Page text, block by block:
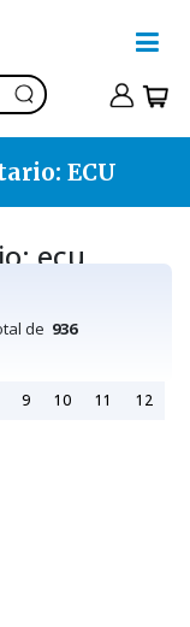
ECU
ecu
de 936
9 10 11
12